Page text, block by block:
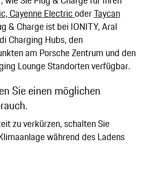
Cayenne ElectricoderTaycan
& Charge ist bei IONITY, Aral
Charging Hubs, den
am Porsche Zentrum und den
Lounge Standorten verfügbar.
Sie einen möglichen
zu verkürzen, schalten Sie
während des Ladens